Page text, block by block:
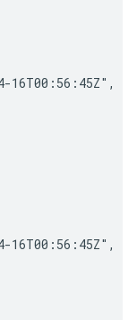
16T00:56:45Z",
16T00:56:45Z",